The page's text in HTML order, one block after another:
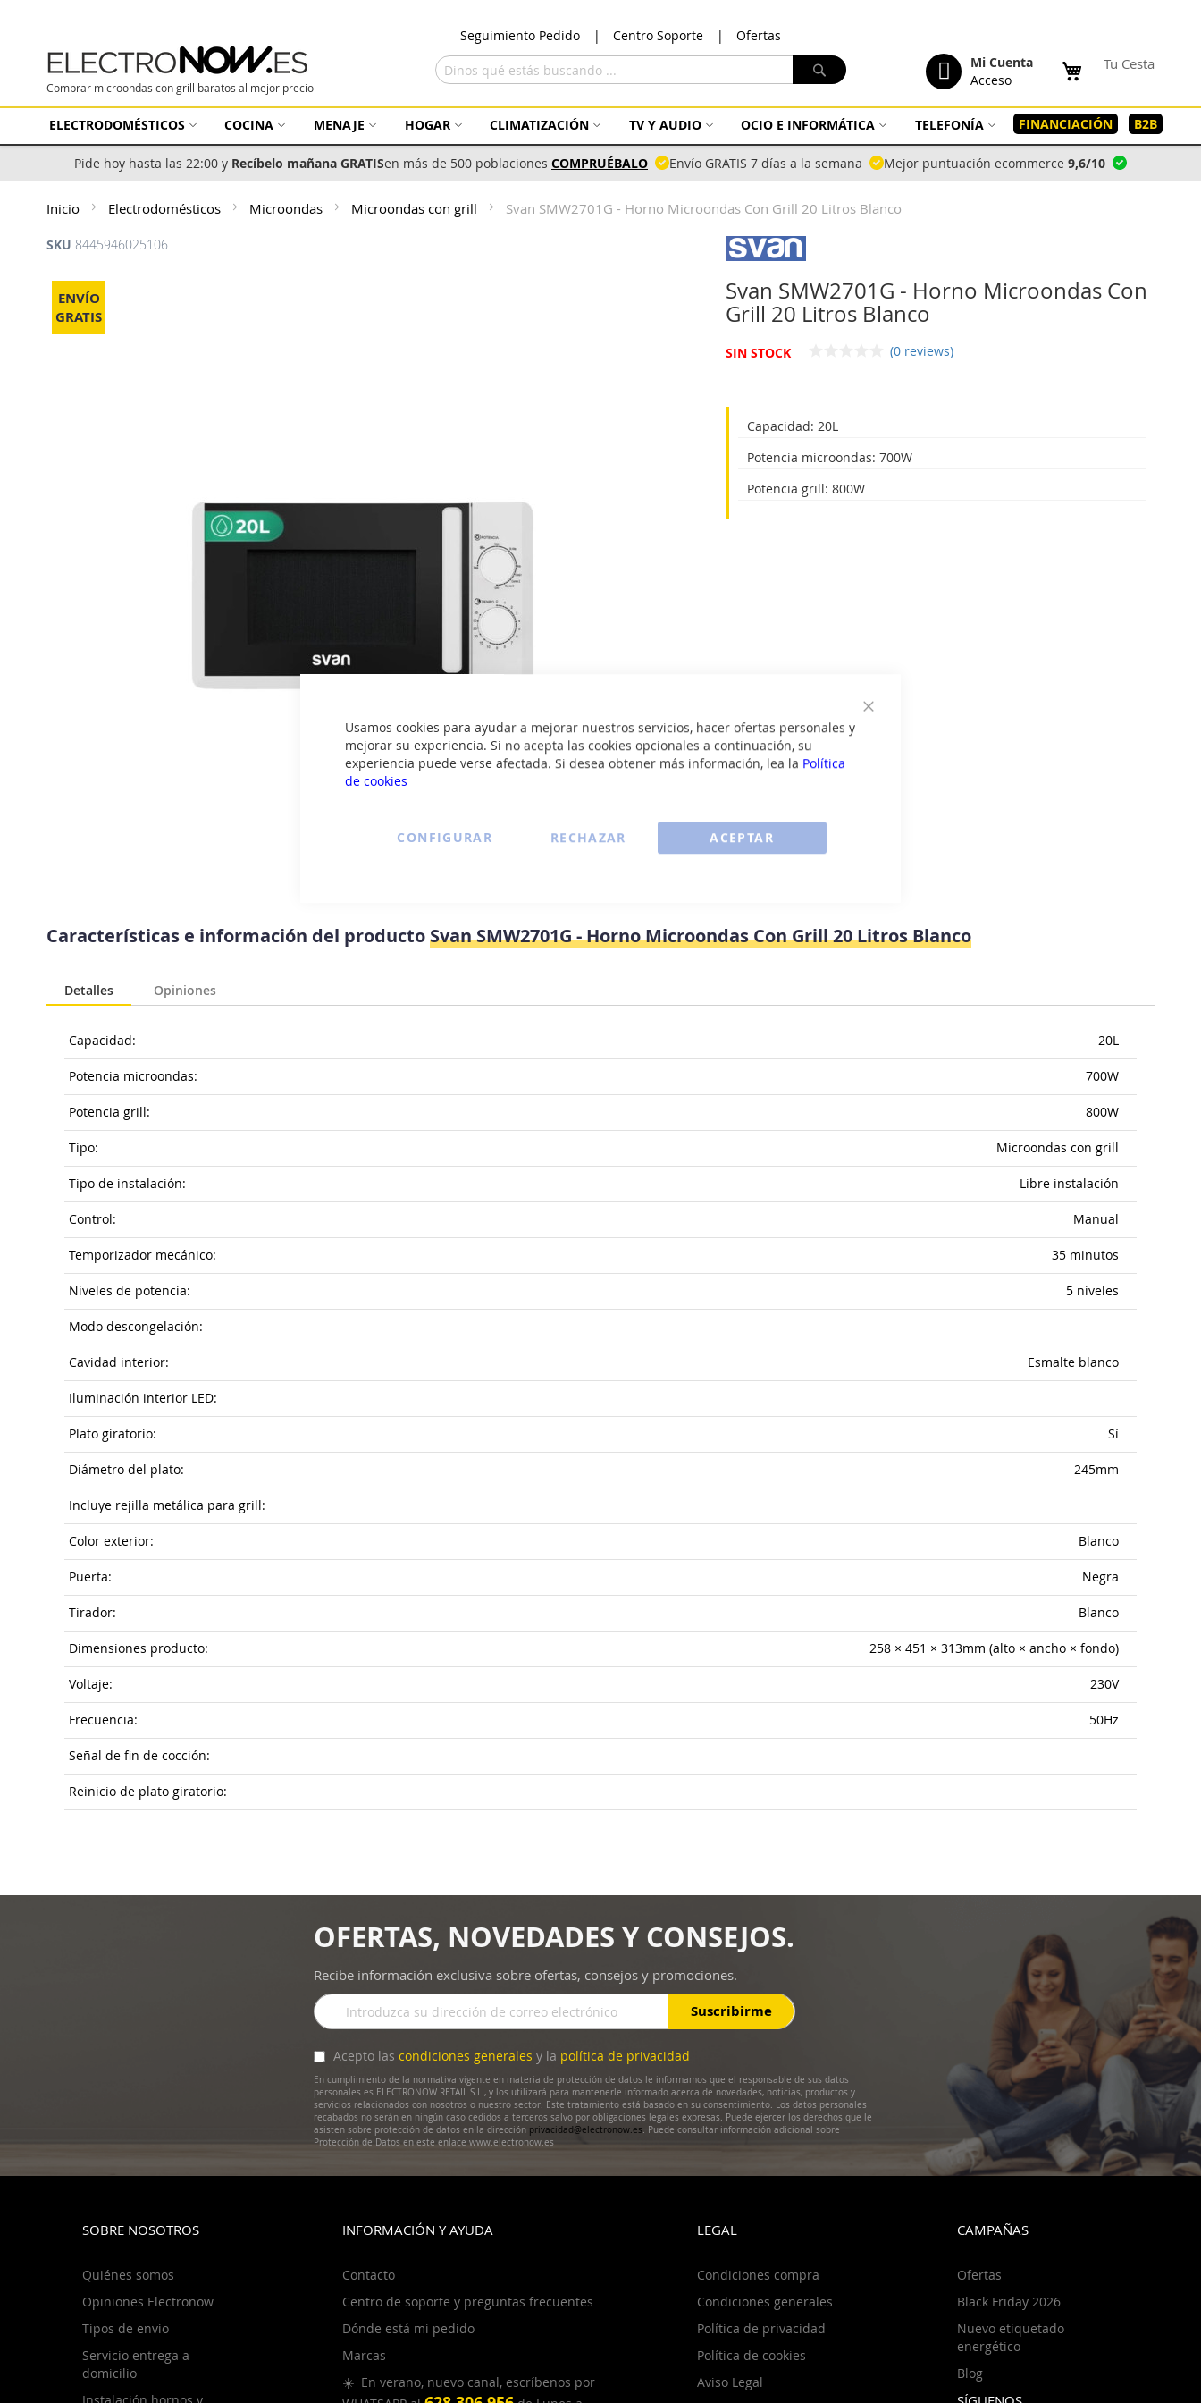
Usamos cookies para ayudar a mejorar nuestros servicios, hacer ofertas personales y
mejorar su experiencia. Si no acepta las cookies opcionales a continuación, su
experiencia puede verse afectada. Si desea obtener más información, lea la Política
de cookies
ACEPTAR
CONFIGURAR RECHAZAR
Seguimiento Pedido Centro Soporte Ofertas
contenido
Comprar microondas con grill baratos al mejor precio
Tu Cesta
Mi Cuenta
Acceso
Buscar
ELECTRODOMÉSTICOS COCINA MENAJE HOGAR CLIMATIZACIÓN TV Y AUDIO OCIO E INFORMÁTICA TELEFONÍA FINANCIACIÓN B2B
Pide hoy hasta las 22:00 y Recíbelo mañana GRATISen más de 500 poblaciones COMPRUÉBALO Envío GRATIS 7 días a la semana Mejor puntuación ecommerce 9,6/10
Inicio Electrodomésticos Microondas Microondas con grill Svan SMW2701G - Horno Microondas Con Grill 20 Litros Blanco
Svan SMW2701G - Horno Microondas Con
Grill 20 Litros Blanco
SIN STOCK (0 reviews)
Capacidad: 20L
Potencia microondas: 700W
Potencia grill: 800W
ENVÍO
GRATIS
SKU 8445946025106
Saltar
final
de
al
comienzo
galería
imágenes
Características e información del productoSvan SMW2701G - Horno Microondas Con Grill 20 Litros Blanco
Detalles
Capacidad: 20L
Potencia microondas: 700W
Potencia grill: 800W
Tipo: Microondas con grill
Tipo de instalación: Libre instalación
Control: Manual
Temporizador mecánico: 35 minutos
Niveles de potencia: 5 niveles
Modo descongelación:
Cavidad interior: Esmalte blanco
Iluminación interior LED:
Plato giratorio: Sí
Diámetro del plato: 245mm
Incluye rejilla metálica para grill:
Color exterior: Blanco
Puerta: Negra
Tirador: Blanco
Dimensiones producto: 258 × 451 × 313mm (alto × ancho × fondo)
Voltaje: 230V
Frecuencia: 50Hz
Señal de fin de cocción:
Reinicio de plato giratorio:
Opiniones
OFERTAS, NOVEDADES Y CONSEJOS.
Recibe información exclusiva sobre ofertas, consejos y promociones.
Inscríbase
a
boletín
de
noticias:
Suscribirme
Acepto las condiciones generales y la política de privacidad
En cumplimiento de la normativa vigente en materia de protección de datos le informamos que el responsable de sus datos
personales es ELECTRONOW RETAIL S.L., y los utilizará para mantenerle informado acerca de novedades, noticias, productos y
servicios relacionados con nosotros o nuestro sector. Este tratamiento está basado en su consentimiento. Los datos personales
recabados no serán en ningún caso cedidos a terceros salvo por obligaciones legales expresas. Puede ejercer los derechos que le
asisten sobre protección de datos en la dirección privacidad@electronow.es. Puede consultar información adicional sobre
Protección de Datos en este enlace www.electronow.es
SOBRE NOSOTROS
Quiénes somos
Opiniones Electronow
Tipos de envio
Servicio entrega a
domicilio
INFORMACIÓN Y AYUDA
Contacto
Centro de soporte y preguntas frecuentes
Dónde está mi pedido
Marcas
☀️ En verano, nuevo canal, escríbenos por
LEGAL
Condiciones compra
Condiciones generales
Política de privacidad
Política de cookies
Aviso Legal
CAMPAÑAS
Ofertas
Black Friday 2026
Nuevo etiquetado
energético
Blog